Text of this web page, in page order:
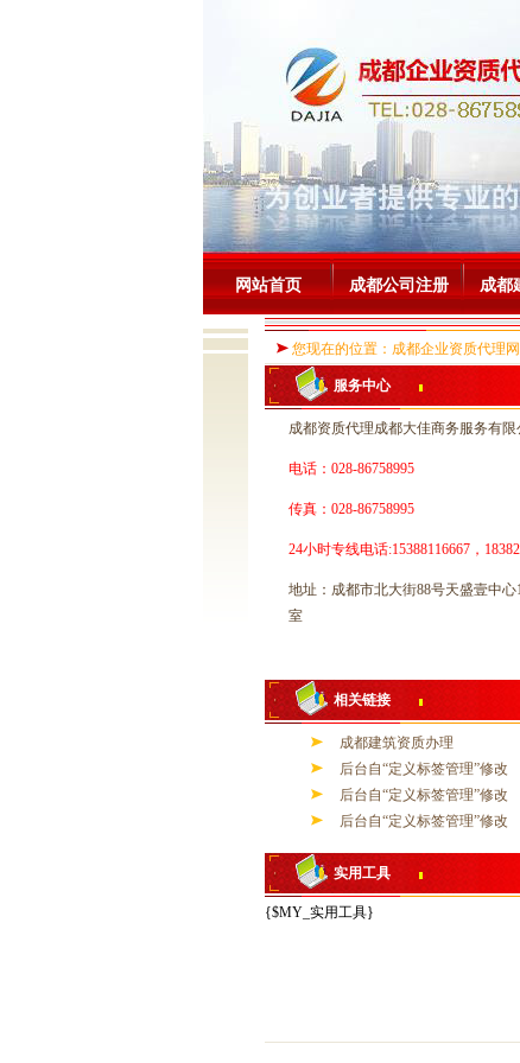
网站首页 成都公司注册 成都
您现在的位置：成都企业资质代理
服务中心
成都资质代理成都大佳商务服务有限
电话：028-86758995
传真：028-86758995
24小时专线电话:15388116667，
地址：成都市北大街88号天盛壹中心
室
相关链接
成都建筑资质办理
后台自“定义标签管理”修改
后台自“定义标签管理”修改
后台自“定义标签管理”修改
实用工具
{$MY_实用工具}